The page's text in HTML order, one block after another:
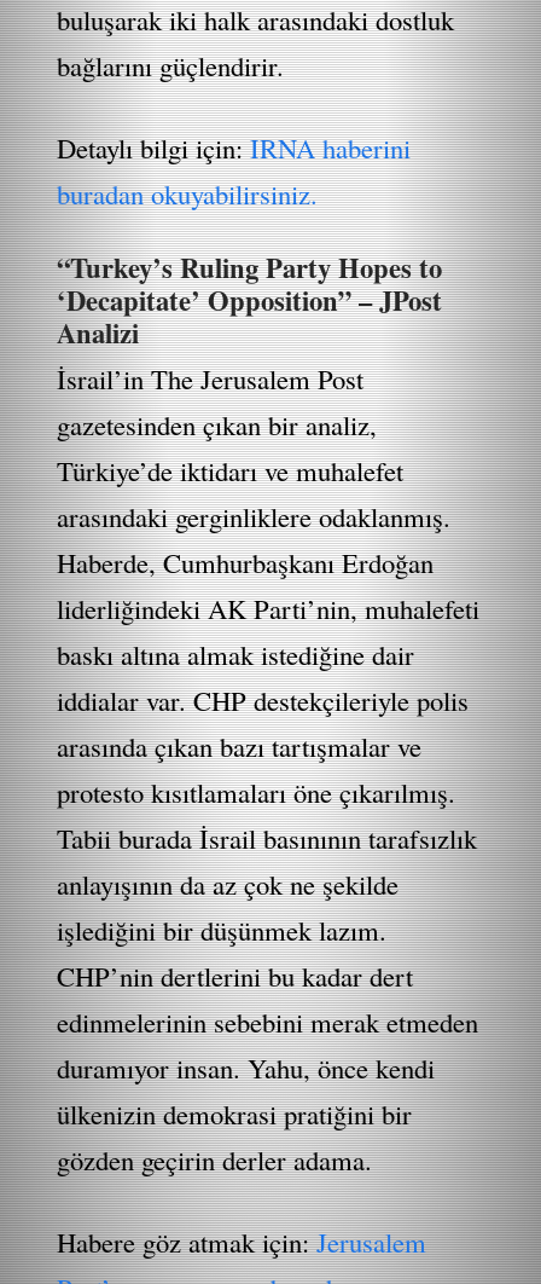
buluşarak iki halk arasındaki dostluk
bağlarını güçlendirir.
Detaylı bilgi için:IRNA haberini
buradan okuyabilirsiniz.
“Turkey’s Ruling Party Hopes to
‘Decapitate’ Opposition” – JPost
Analizi
İsrail’in The Jerusalem Post
gazetesinden çıkan bir analiz,
Türkiye’de iktidarı ve muhalefet
arasındaki gerginliklere odaklanmış.
Haberde, Cumhurbaşkanı Erdoğan
liderliğindeki AK Parti’nin, muhalefeti
baskı altına almak istediğine dair
iddialar var. CHP destekçileriyle polis
arasında çıkan bazı tartışmalar ve
protesto kısıtlamaları öne çıkarılmış.
Tabii burada İsrail basınının tarafsızlık
anlayışının da az çok ne şekilde
işlediğini bir düşünmek lazım.
CHP’nin dertlerini bu kadar dert
edinmelerinin sebebini merak etmeden
duramıyor insan. Yahu, önce kendi
ülkenizin demokrasi pratiğini bir
gözden geçirin derler adama.
Habere göz atmak için:Jerusalem